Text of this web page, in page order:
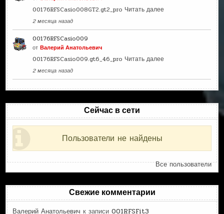
00176RFSCasio008GT2.gt2_pro Читать далее
2 месяца назад
00176RFSCasio009
отВалерий Анатольевич
00176RFSCasio009.gt6_46_pro Читать далее
2 месяца назад
Сейчас в сети
Пользователи не найдены
Все пользователи
Свежие комментарии
Валерий Анатольевич к записи001RFSFit3